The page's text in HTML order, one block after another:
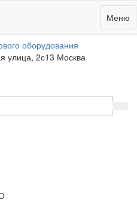
Меню
оборудования
улица, 2с13 Москва